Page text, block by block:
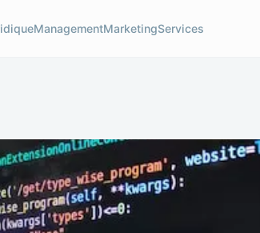
ManagementMarketingServices